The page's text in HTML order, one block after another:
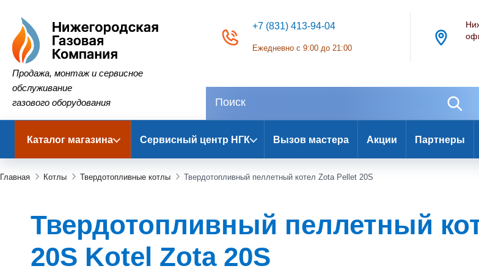
Нижегородская Газовая Компания
Продажа, монтаж и сервисное
обслуживание
газового оборудования
+7 (831) 413-94-04
Ежедневно с 9:00 до 21:00
Каталог магазина Сервисный центр НГК Вызов мастера Акции Партнеры
Главная Котлы Твердотопливные котлы Твердотопливный пеллетный котел Zota Pellet 20S
Твердотопливный пеллетный
20S Kotel Zota 20S